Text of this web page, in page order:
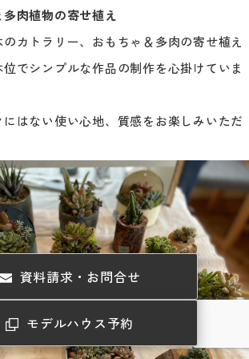
肉植物の寄せ植え
カトラリー、おもちゃ＆多肉の寄せ植え
でシンプルな作品の制作を心掛けていま
はない使い心地、質感をお楽しみいただ
資料請求・お問合せ
モデルハウス予約